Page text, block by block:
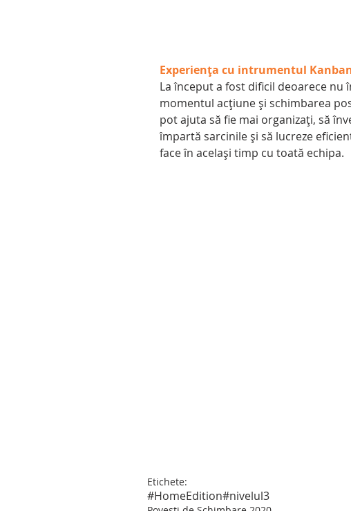
Experiența cu intrumentul
La început a fost dificil deoarece nu
momentul acțiune și schimbarea
pot ajuta să fie mai organizați, să
împartă sarcinile și să lucreze
face în același timp cu toată echipa.
Etichete:
#HomeEdition#nivelul3